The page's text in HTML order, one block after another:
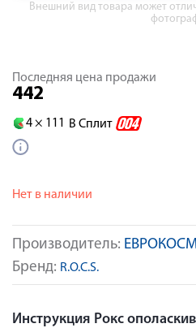
Внешний вид товара может
Производитель:
Бренд: R.O.C.S.
Последняя цена продажи
442
4 × 111 В Сплит
Нет в наличии
Инструкция Рокс